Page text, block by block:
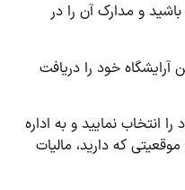
و مدارک آن را در
خود را دریافت
انتخاب نمایید و به اداره
که دارید، مالیات